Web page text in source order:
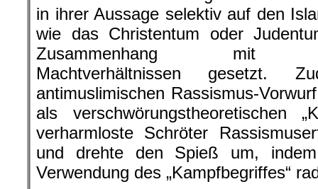
in ihrer Aussage selektiv auf den
wie das Christentum oder
Zusammenhang mit
Machtverhältnissen
antimuslimischen Rassismus-
als verschwörungstheoretischen
verharmloste Schröter
und drehte den Spieß um,
Verwendung des „Kampfbegriffes“